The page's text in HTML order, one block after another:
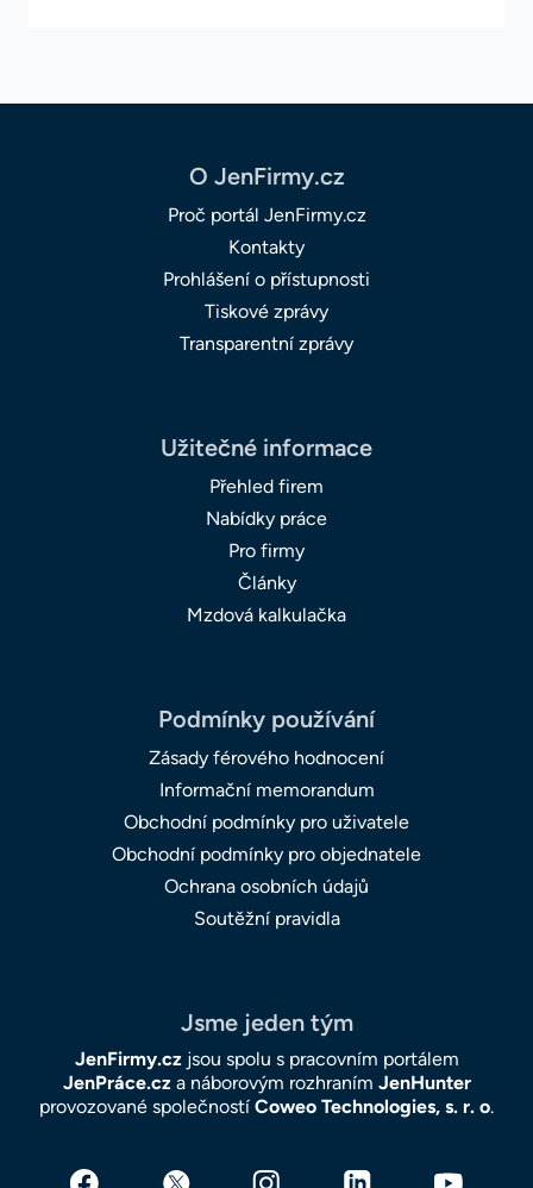
O JenFirmy.cz
Proč portál JenFirmy.cz
Kontakty
Prohlášení o přístupnosti
Tiskové zprávy
Transparentní zprávy
Užitečné informace
Přehled firem
Nabídky práce
Pro firmy
Články
Mzdová kalkulačka
Podmínky používání
Zásady férového hodnocení
Informační memorandum
Obchodní podmínky pro uživatele
Obchodní podmínky pro objednatele
Ochrana osobních údajů
Soutěžní pravidla
Jsme jeden tým
JenFirmy.czjsou spolu s pracovním portálem
JenPráce.cza náborovým rozhraním JenHunter
provozované společností Coweo Technologies, s. r. o.